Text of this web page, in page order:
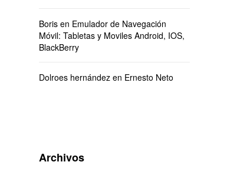
Borisen Emulador de Navegación
Móvil: Tabletas y Moviles Android, IOS,
BlackBerry
Dolroes hernándezen Ernesto Neto
Archivos